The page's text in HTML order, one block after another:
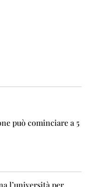
può cominciare a 5